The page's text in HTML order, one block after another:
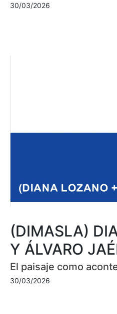
30/03/2026
(DIMASLA)
Y ÁLVARO
El paisaje como
30/03/2026